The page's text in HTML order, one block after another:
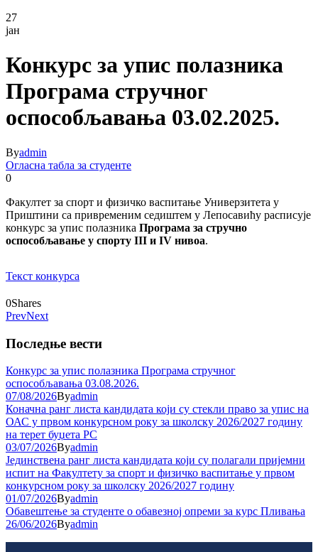
27
јан
Конкурс за упис полазника
Програма стручног
оспособљавања 03.02.2025.
Byadmin
Огласна табла за студенте
0
Факултет за спорт и физичко васпитање Универзитета у
Приштини са привременим седиштем у Лепосавићу расписује
конкурс за упис полазника Програма за стручно
оспособљавање у спорту III и IV нивоа.
Текст конкурса
0Shares
PrevNext
Последње вести
Конкурс за упис полазника Програма стручног
оспособљавања 03.08.2026.
07/08/2026Byadmin
Коначна ранг листа кандидата који су стекли право за упис на
ОАС у првом конкурсном року за школску 2026/2027 годину
на терет буџета РС
03/07/2026Byadmin
Јединствена ранг листа кандидата који су полагали пријемни
испит на Факултету за спорт и физичко васпитање у првом
конкурсном року за школску 2026/2027 годину
01/07/2026Byadmin
Обавештење за студенте о обавезној опреми за курс Пливања
26/06/2026Byadmin